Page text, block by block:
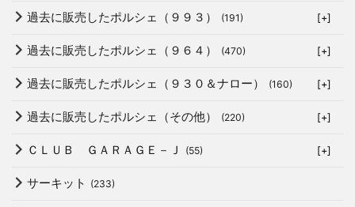
過去に販売したポルシェ（９９３） (191) [+]
過去に販売したポルシェ（９６４） (470) [+]
過去に販売したポルシェ（９３０＆ナロー） (160) [+]
過去に販売したポルシェ（その他） (220) [+]
ＣＬＵＢ ＧＡＲＡＧＥ－Ｊ (55) [+]
サーキット (233)